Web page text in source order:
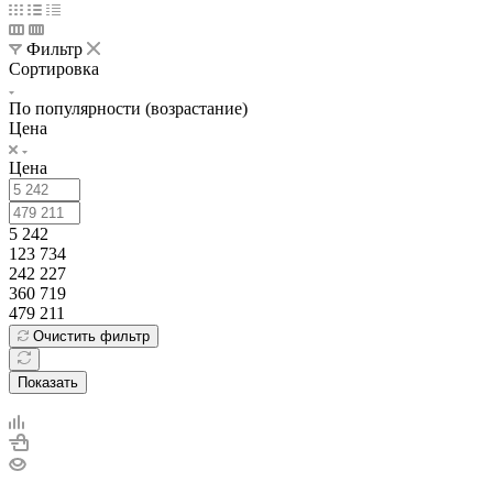
Фильтр
Сортировка
По популярности (возрастание)
Цена
Цена
5 242
123 734
242 227
360 719
479 211
Очистить фильтр
Показать